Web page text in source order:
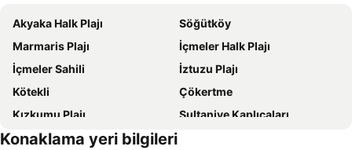
Akyaka Halk Plajı
Söğütköy
Marmaris Plajı
İçmeler Halk Plajı
İçmeler Sahili
İztuzu Plajı
Kötekli
Çökertme
Kızkumu Plajı
Sultaniye Kaplıcaları
Dalaman Airport
Konaklama yeri bilgileri